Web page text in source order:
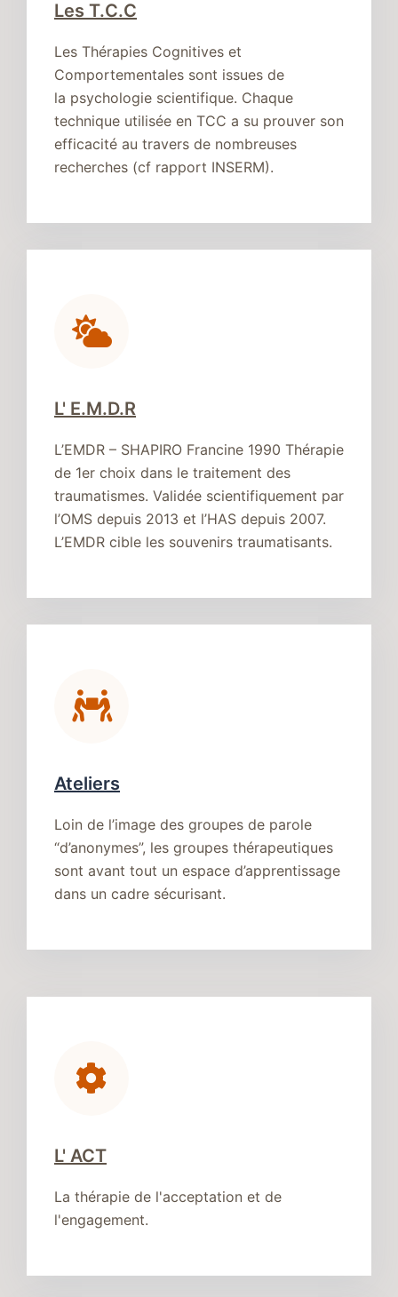
Les T.C.C
Les Thérapies Cognitives et
Comportementales sont issues de
la psychologie scientifique. Chaque
technique utilisée en TCC a su prouver son
efficacité au travers de nombreuses
recherches (cf rapport INSERM).
L' E.M.D.R
L’EMDR – SHAPIRO Francine 1990 Thérapie
de 1er choix dans le traitement des
traumatismes. Validée scientifiquement par
l’OMS depuis 2013 et l’HAS depuis 2007.
L’EMDR cible les souvenirs traumatisants.
Ateliers
Loin de l’image des groupes de parole
“d’anonymes”, les groupes thérapeutiques
sont avant tout un espace d’apprentissage
dans un cadre sécurisant.
L' ACT
La thérapie de l'acceptation et de
l'engagement.